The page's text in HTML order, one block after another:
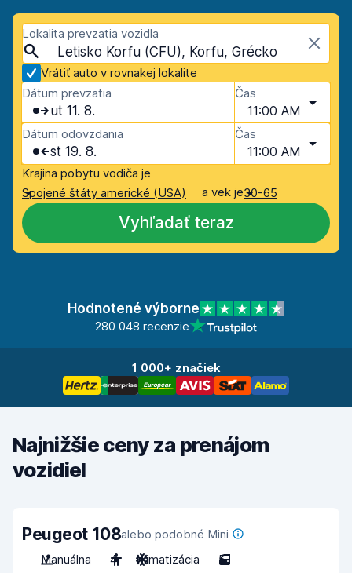
Lokalita prevzatia vozidla
Letisko Korfu (CFU), Korfu, Grécko
Vrátiť auto v rovnakej lokalite
Dátum prevzatia
ut 11. 8.
Čas
11:00 AM
Dátum odovzdania
st 19. 8.
Čas
11:00 AM
Krajina pobytu vodiča je
Spojené štáty americké (USA)
a vek je30-65
Vyhľadať teraz
Hodnotené výborne
280 048 recenzie
1 000+ značiek
Najnižšie ceny za prenájom
vozidiel
Peugeot 108alebo podobné Mini
Manuálna
4 Klimatizácia 5